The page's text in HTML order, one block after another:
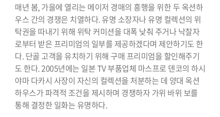
매년 봄, 가을에 열리는 메이저 경매의 흥행을 위한 두 옥션하
우스 간의 경쟁은 치열하다. 유명 소장자나 유명 컬렉션의 위
탁권을 따내기 위해 위탁 커미션을 대폭 낮춰 주거나 낙찰자
로부터 받은 프리미엄의 일부를 제공하겠다며 제안하기도 한
다. 단골 고객을 유치하기 위해 구매 프리미엄을 할인해주기
도 한다. 2005년에는 일본 TV 부품업체 마스프로 덴코의 하시
야마 다카시 사장이 자신의 컬렉션을 처분하는 데 양대 옥션
하우스가 파격적 조건을 제시하며 경쟁하자 가위 바위 보를
통해 결정한 일화는 유명하다.